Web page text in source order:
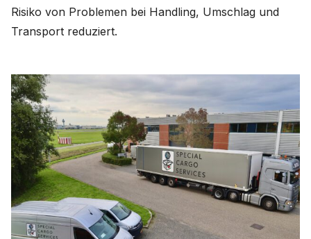
Risiko von Problemen bei Handling, Umschlag und
Transport reduziert.